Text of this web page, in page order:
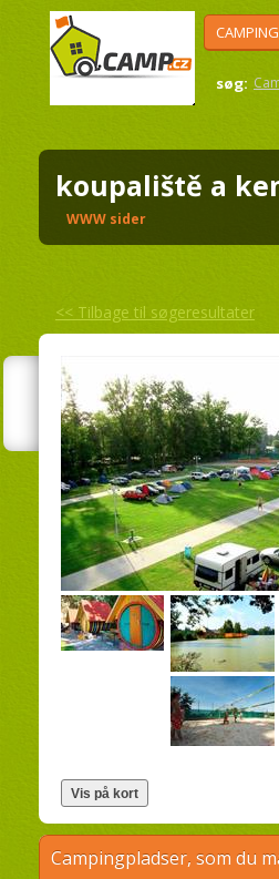
søg:
koupaliště a
WWW sider
<< Tilbage til søgeresultater
Campingpladser, som du